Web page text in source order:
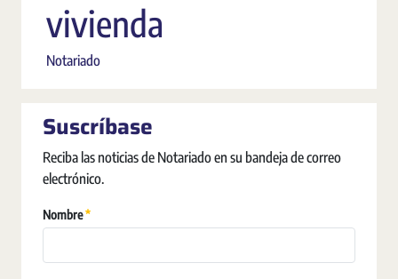
vivienda
Notariado
Suscríbase
Reciba las noticias de Notariado en su bandeja de correo
electrónico.
Nombre Obligatori